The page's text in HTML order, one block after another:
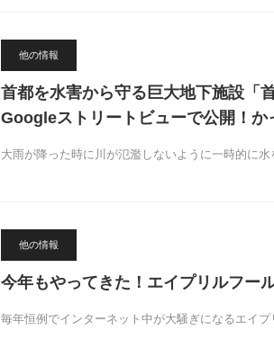
他の情報
首都を水害から守る巨大地下施設「
Googleストリートビューで公開！
大雨が降った時に川が氾濫しないように一時的に
他の情報
今年もやってきた！エイプリルフー
毎年恒例でインターネット中が大騒ぎになるエイ